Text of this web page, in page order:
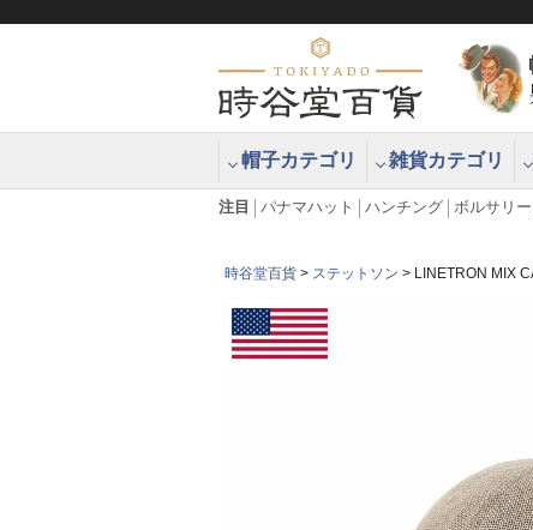
帽子カテゴリ 雑貨カテゴリ
注目 パナマハット ハンチング ボルサリー
時谷堂百貨 ステットソン LINETRON MIX